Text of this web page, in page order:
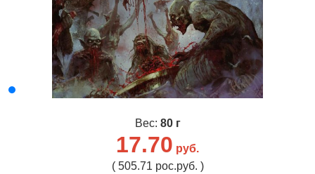
Вес: 80 г
17.70 руб.
( 505.71 рос.руб. )